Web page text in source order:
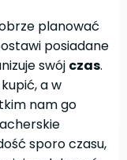
planować
posiadane
swój czas.
a w
nam go
sporo czasu,